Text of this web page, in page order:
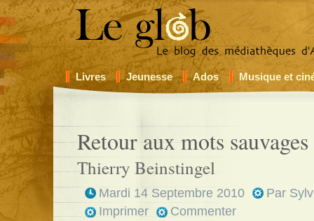
Livres Jeunesse Ados Musique et
Retour aux mots sauvages
Thierry Beinstingel
Mardi 14 Septembre 2010 Par
Imprimer
Commenter